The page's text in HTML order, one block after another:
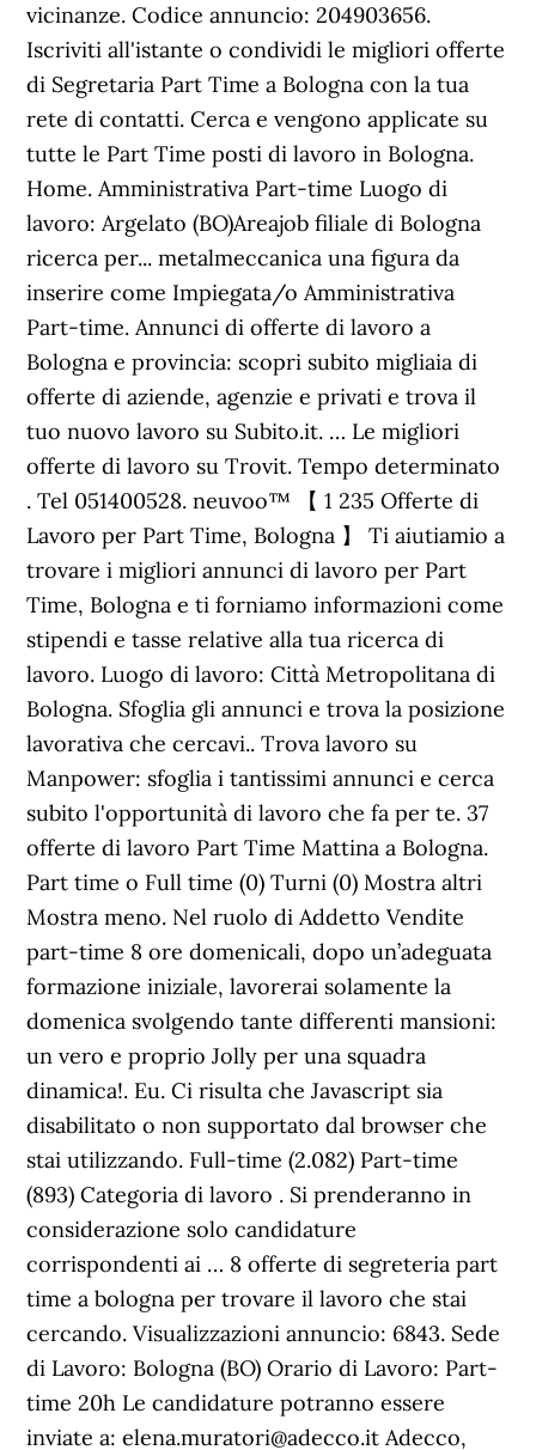
vicinanze. Codice annuncio: 204903656.
Iscriviti all'istante o condividi le migliori offerte
di Segretaria Part Time a Bologna con la tua
rete di contatti. Cerca e vengono applicate su
tutte le Part Time posti di lavoro in Bologna.
Home. Amministrativa Part-time Luogo di
lavoro: Argelato (BO)Areajob filiale di Bologna
ricerca per... metalmeccanica una figura da
inserire come Impiegata/o Amministrativa
Part-time. Annunci di offerte di lavoro a
Bologna e provincia: scopri subito migliaia di
offerte di aziende, agenzie e privati e trova il
tuo nuovo lavoro su Subito.it. … Le migliori
offerte di lavoro su Trovit. Tempo determinato
. Tel 051400528. neuvoo™ 【 1 235 Offerte di
Lavoro per Part Time, Bologna 】 Ti aiutiamio a
trovare i migliori annunci di lavoro per Part
Time, Bologna e ti forniamo informazioni come
stipendi e tasse relative alla tua ricerca di
lavoro. Luogo di lavoro: Città Metropolitana di
Bologna. Sfoglia gli annunci e trova la posizione
lavorativa che cercavi.. Trova lavoro su
Manpower: sfoglia i tantissimi annunci e cerca
subito l'opportunità di lavoro che fa per te. 37
offerte di lavoro Part Time Mattina a Bologna.
Part time o Full time (0) Turni (0) Mostra altri
Mostra meno. Nel ruolo di Addetto Vendite
part-time 8 ore domenicali, dopo un’adeguata
formazione iniziale, lavorerai solamente la
domenica svolgendo tante differenti mansioni:
un vero e proprio Jolly per una squadra
dinamica!. Eu. Ci risulta che Javascript sia
disabilitato o non supportato dal browser che
stai utilizzando. Full-time (2.082) Part-time
(893) Categoria di lavoro . Si prenderanno in
considerazione solo candidature
corrispondenti ai … 8 offerte di segreteria part
time a bologna per trovare il lavoro che stai
cercando. Visualizzazioni annuncio: 6843. Sede
di Lavoro: Bologna (BO) Orario di Lavoro: Part-
time 20h Le candidature potranno essere
inviate a: elena.muratori@adecco.it Adecco,